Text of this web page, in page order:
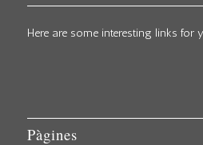
Here are some interesting links for
Pàgines